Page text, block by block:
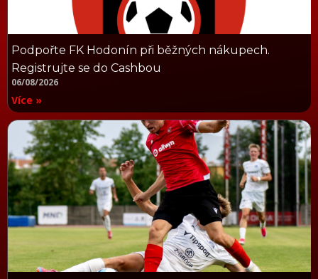
Podpořte FK Hodonín při běžných nákupech.
Registrujte se do Cashbou
06/08/2026
Více »